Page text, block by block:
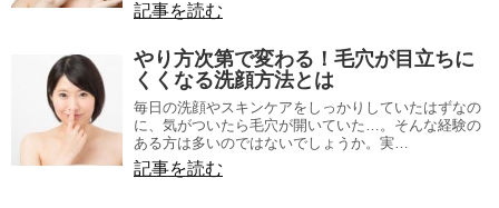
記事を読む
やり方次第で変わる！毛穴が目立ちに
くくなる洗顔方法とは
毎日の洗顔やスキンケアをしっかりしていたはずなの
に、気がついたら毛穴が開いていた…。そんな経験の
ある方は多いのではないでしょうか。実…
記事を読む